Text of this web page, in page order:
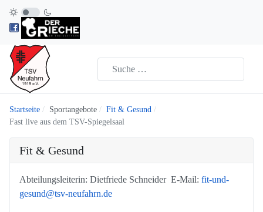
Startseite Sportangebote
Fit & Gesund
Fast live aus dem TSV-Spiegelsaal
Fit & Gesund
Abteilungsleiterin: Dietfriede Schneider E-Mail: fit-und-
gesund@tsv-neufahrn.de